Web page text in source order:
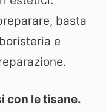
basta
e
con le tisane.